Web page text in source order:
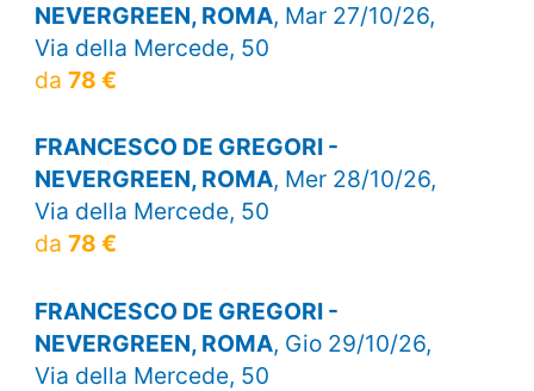
NEVERGREEN, ROMA, Mar 27/10/26,
Via della Mercede, 50
da 78 €
FRANCESCO DE GREGORI -
NEVERGREEN, ROMA, Mer 28/10/26,
Via della Mercede, 50
da 78 €
FRANCESCO DE GREGORI -
NEVERGREEN, ROMA, Gio 29/10/26,
Via della Mercede, 50